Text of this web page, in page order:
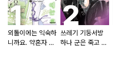
외톨이에는 익숙하
니까요. 약혼자 방
쓰레기 기둥서방
하나 군은 죽고 싶